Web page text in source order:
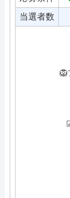
当選者数
🦁